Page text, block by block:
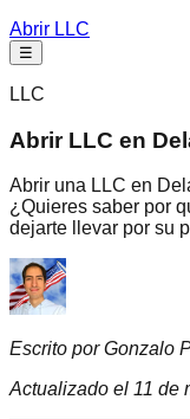
Abrir LLC
☰
LLC
Abrir LLC en
Abrir una LLC en
¿Quieres saber por
dejarte llevar por su
Escrito por Gonzalo
Actualizado el 11 de